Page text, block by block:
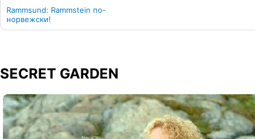
Rammsund: Rammstein по-
норвежски!
SECRET GARDEN